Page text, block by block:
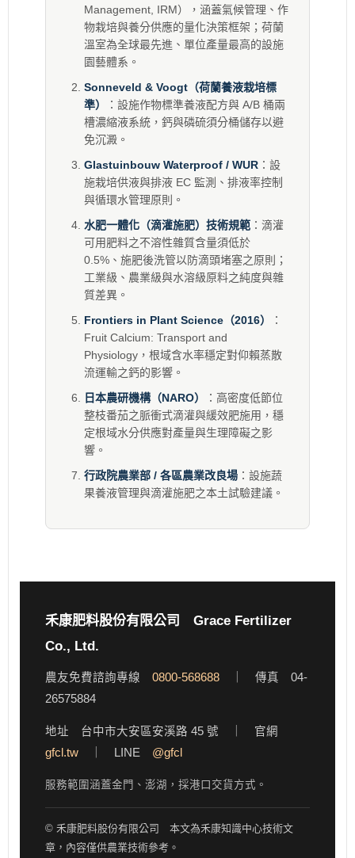
Management, IRM），涵蓋氣候管理、作
物栽培與養分供應的量化決策框架；荷蘭
溫室為全球最先進、單位產量最高的設施
園藝體系。
Sonneveld & Voogt（荷蘭養液栽培標
準）
：設施作物標準養液配方與 A/B 桶兩
槽濃縮液系統，鈣與磷硫須分桶儲存以避
免沉澱。
Glastuinbouw Waterproof / WUR ：設
施栽培供液與排液 EC 監測、排液率控制
與循環水管理原則。
水肥一體化（滴灌施肥）技術規範 ：滴灌
可用肥料之不溶性雜質含量須低於
0.5%、施肥後洗管以防滴頭堵塞之原則；
工業級、農業級與水溶級原料之純度與雜
質差異。
Frontiers in Plant Science（2016）
：
Fruit Calcium: Transport and
Physiology，根域含水率穩定對仰賴蒸散
流運輸之鈣的影響。
日本農研機構（NARO）
：高密度低節位
整枝番茄之脈衝式滴灌與緩效肥施用，穩
定根域水分供應對產量與生理障礙之影
響。
行政院農業部 / 各區農業改良場 ：設施蔬
果養液管理與滴灌施肥之本土試驗建議。
禾康肥料股份有限公司 Grace Fertilizer
Co., Ltd.
農友免費諮詢專線 0800-568688 ｜ 傳真 04-
26575884
地址 台中市大安區安溪路 45 號 ｜ 官網
gfcl.tw ｜ LINE @gfcl
服務範圍涵蓋金門、澎湖，採港口交貨方式。
© 禾康肥料股份有限公司 本文為禾康知識中心技術文
章，內容僅供農業技術參考。